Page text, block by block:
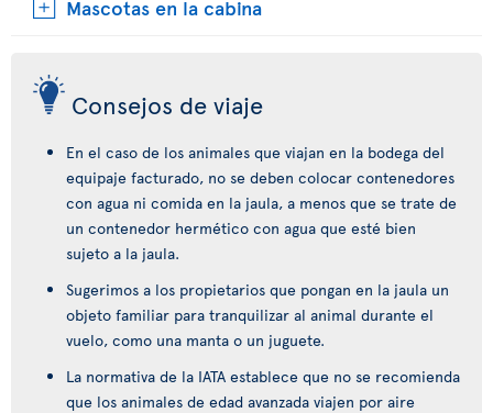
Mascotas en la cabina
Consejos de viaje
En el caso de los animales que viajan en la bodega del
equipaje facturado, no se deben colocar contenedores
con agua ni comida en la jaula, a menos que se trate de
un contenedor hermético con agua que esté bien
sujeto a la jaula.
Sugerimos a los propietarios que pongan en la jaula un
objeto familiar para tranquilizar al animal durante el
vuelo, como una manta o un juguete.
La normativa de la IATA establece que no se recomienda
que los animales de edad avanzada viajen por aire